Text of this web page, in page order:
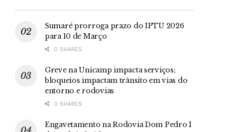
Sumaré prorroga prazo do IPTU 2026
para 10 de Março
0 SHARES
Greve na Unicamp impacta serviços;
bloqueios impactam trânsito em vias do
entorno e rodovias
0 SHARES
Engavetamento na Rodovia Dom Pedro I